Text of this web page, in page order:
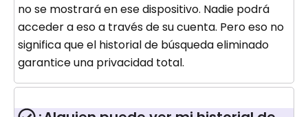
no se mostrará en ese dispositivo. Nadie podrá
acceder a eso a través de su cuenta. Pero eso no
significa que el historial de búsqueda eliminado
garantice una privacidad total.